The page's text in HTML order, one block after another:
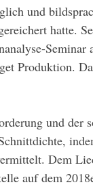
und
hatte.
Seminar
Produktion.
Dem
auf dem